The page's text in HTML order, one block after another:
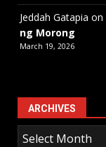
Jeddah Gatapia on
ng Morong
March 19, 2026
ARCHIVES